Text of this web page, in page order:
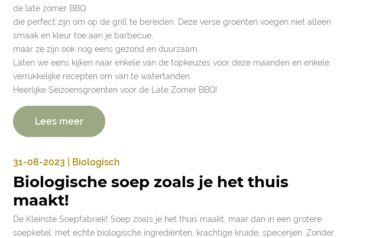
de late zomer BBQ
die perfect zijn om op de grill te bereiden. Deze verse groenten voegen niet alleen
smaak en kleur toe aan je barbecue,
maar ze zijn ook nog eens gezond en duurzaam.
Laten we eens kijken naar enkele van de topkeuzes voor deze maanden en enkele
verrukkelijke recepten om van te watertanden.
Heerlijke Seizoensgroenten voor de Late Zomer BBQ!
Lees meer
31-08-2023 | Biologisch
Biologische soep zoals je het thuis
maakt!
De Kleinste Soepfabriek! Soep zoals je het thuis maakt, maar dan in een grotere
soepketel: met echte biologische ingrediënten, krachtige kruide, specerijen. Zonder